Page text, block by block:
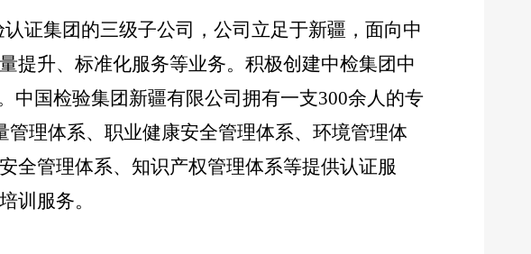
证集团的三级子公司，公司立足于新疆，面向中
提升、标准化服务等业务。积极创建中检集团中
中国检验集团新疆有限公司拥有一支300余人的专
理体系、职业健康安全管理体系、环境管理体
全管理体系、知识产权管理体系等提供认证服
训服务。